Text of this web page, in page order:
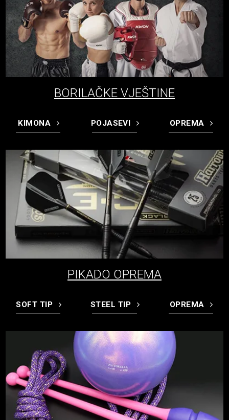
BORILAČKE VJEŠTINE
KIMONA POJASEVI OPREMA
PIKADO OPREMA
SOFT TIP STEEL TIP OPREMA